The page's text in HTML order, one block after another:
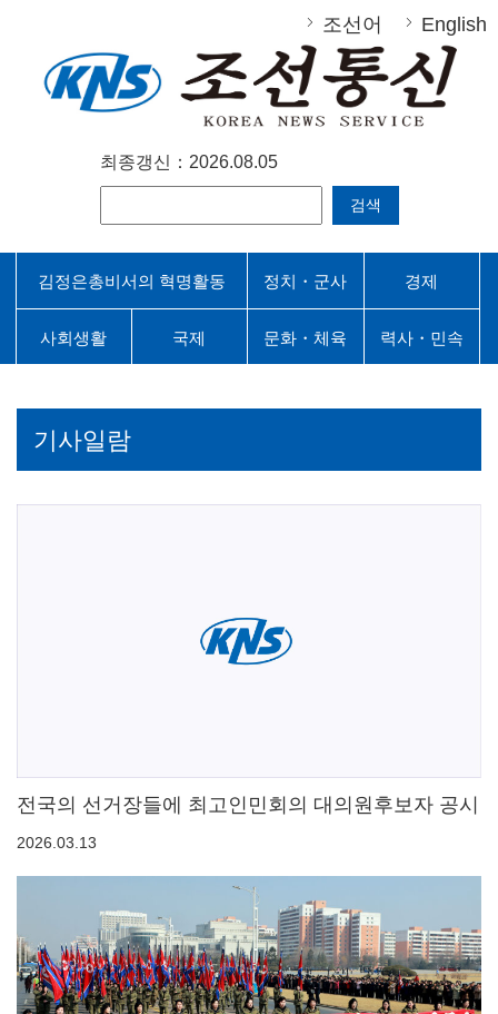
조선어 English
최종갱신：2026.08.05
검색
김정은총비서의 혁명활동 정치・군사 경제
사회생활 국제 문화・체육 력사・민속
기사일람
전국의 선거장들에 최고인민회의 대의원후보자 공시
2026.03.13